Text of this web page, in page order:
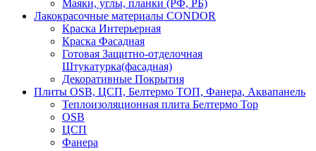
Маяки, углы, планки (РФ, РБ)
Лакокрасочные материалы CONDOR
Краска Интерьерная
Краска Фасадная
Готовая Защитно-отделочная
Штукатурка(фасадная)
Декоративные Покрытия
Плиты OSB, ЦСП, Белтермо ТОП, Фанера, Аквапанель
Теплоизоляционная плита Белтермо Top
OSB
ЦСП
Фанера